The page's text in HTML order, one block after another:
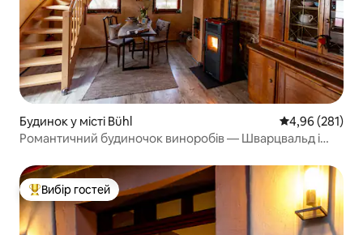
Будинок у місті Bühl Середня
4,96 (281)
Романтичний будиночок виноробів — Шварцвальд і
Топ вибір гостей
Вибір гостей